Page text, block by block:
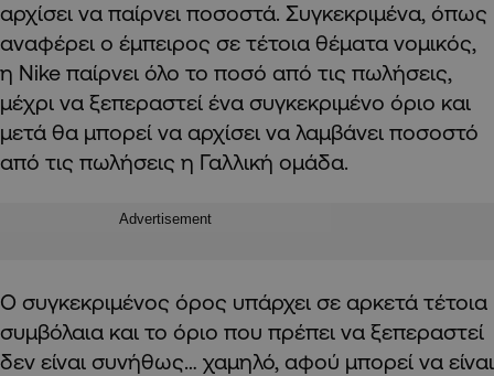
αρχίσει να παίρνει ποσοστά. Συγκεκριμένα, όπως
αναφέρει ο έμπειρος σε τέτοια θέματα νομικός,
η Nike παίρνει όλο το ποσό από τις πωλήσεις,
μέχρι να ξεπεραστεί ένα συγκεκριμένο όριο και
μετά θα μπορεί να αρχίσει να λαμβάνει ποσοστό
από τις πωλήσεις η Γαλλική ομάδα.
Advertisement
Ο συγκεκριμένος όρος υπάρχει σε αρκετά τέτοια
συμβόλαια και το όριο που πρέπει να ξεπεραστεί
δεν είναι συνήθως… χαμηλό, αφού μπορεί να είναι